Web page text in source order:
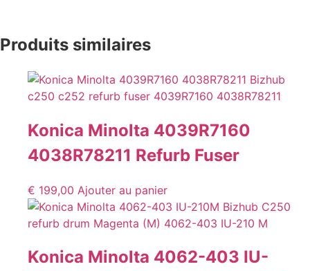
Produits similaires
Konica Minolta 4039R7160
4038R78211 Refurb Fuser
€ 199,00 Ajouter au panier
Konica Minolta 4062-403 IU-